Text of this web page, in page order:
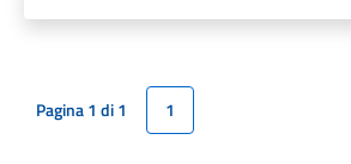
Pagina 1 di 1 1